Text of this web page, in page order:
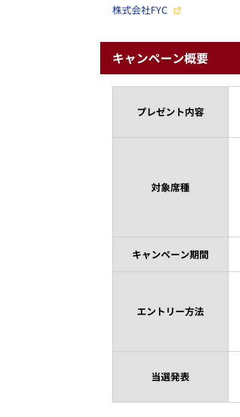
株式会社FYC
キャンペーン概要
プレゼント内容
対象席種
キャンペーン期間
エントリー方法
当選発表